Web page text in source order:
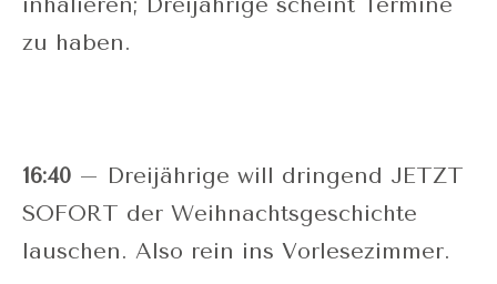
zu haben.
16:40 – Dreijährige will dringend JETZT
SOFORT der Weihnachtsgeschichte
lauschen. Also rein ins Vorlesezimmer.